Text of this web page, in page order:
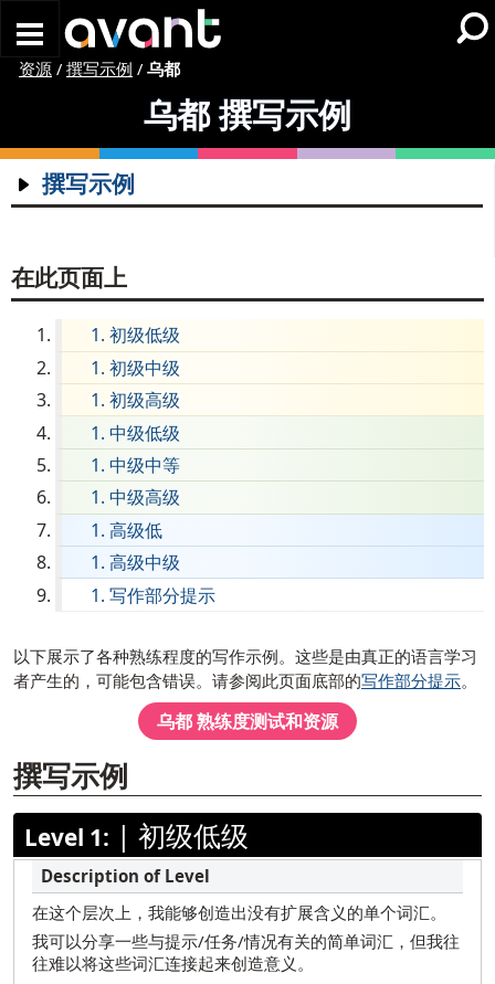
Skip to main content
资源 / 撰写示例 / 乌都
乌都撰写示例
撰写示例
阿拉伯语
亚美尼亚
Chin (Hakha)
Chinese (Simplified)
Chinese (Traditional)
楚克语
捷克
英语
菲律宾语（塔加洛语）
法语
海地克里奥尔语
苗族
Ilocano
意大利语
日本人
韩国
马拉地语
在此页面上
初级低级
初级中级
初级高级
中级低级
中级中等
中级高级
高级低
高级中级
写作部分提示
[ snippet shortcode: Writing Examples Text ]
以下展示了各种熟练程度的写作示例。这些是由真正的语言学习
者产生的，可能包含错误。请参阅此页面底部的写作部分提示。
乌都熟练度测试和资源
撰写示例
Level 1: | 初级低级
在这个层次上，我能够创造出没有扩展含义的单个词汇。
我可以分享一些与提示/任务/情况有关的简单词汇，但我往
往难以将这些词汇连接起来创造意义。